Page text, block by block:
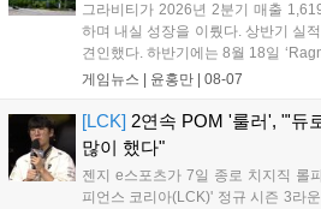
그라비티가 2026년 2분기 매출
하며 내실 성장을 이뤘다. 상반기 실
견인했다. 하반기에는 8월 18일
시작으로 9월 3일 ‘달려라 헤베레케
이’ 출시가 예정돼 있으며, 2027년에
출시할 계획이다. 그라비티는 조인트
템 구축을 통해 신성장 동력을 확보할
게임뉴스 | 윤홍만 08-07
[LCK] 2연속 POM '룰러', "'듀
많이 했다"
젠지 e스포츠가 7일 종로 치지직 롤
피언스 코리아(LCK)' 정규 시즌 3라